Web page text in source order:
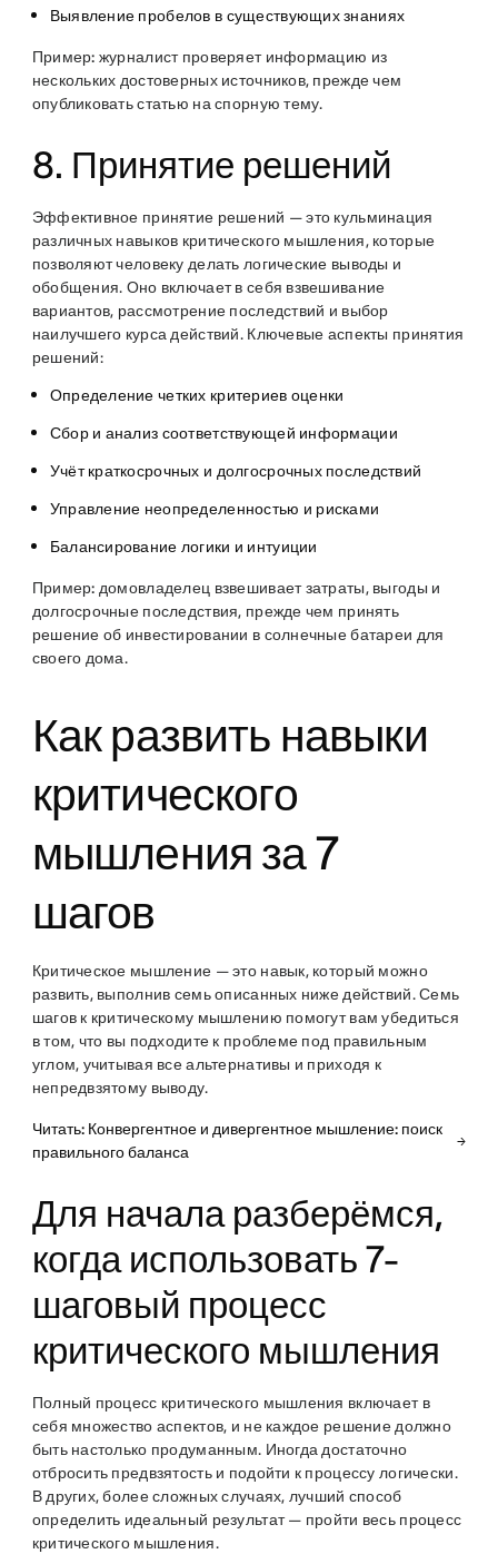
Выявление пробелов в существующих знаниях
Пример: журналист проверяет информацию из
нескольких достоверных источников, прежде чем
опубликовать статью на спорную тему.
8. Принятие решений
Эффективное принятие решений — это кульминация
различных навыков критического мышления, которые
позволяют человеку делать логические выводы и
обобщения. Оно включает в себя взвешивание
вариантов, рассмотрение последствий и выбор
наилучшего курса действий. Ключевые аспекты принятия
решений:
Определение четких критериев оценки
Сбор и анализ соответствующей информации
Учёт краткосрочных и долгосрочных последствий
Управление неопределенностью и рисками
Балансирование логики и интуиции
Пример: домовладелец взвешивает затраты, выгоды и
долгосрочные последствия, прежде чем принять
решение об инвестировании в солнечные батареи для
своего дома.
Как развить навыки
критического
мышления за 7
шагов
Критическое мышление — это навык, который можно
развить, выполнив семь описанных ниже действий. Семь
шагов к критическому мышлению помогут вам убедиться
в том, что вы подходите к проблеме под правильным
углом, учитывая все альтернативы и приходя к
непредвзятому выводу.
Читать: Конвергентное и дивергентное мышление: поиск
правильного баланса
Для начала разберёмся,
когда использовать 7-
шаговый процесс
критического мышления
Полный процесс критического мышления включает в
себя множество аспектов, и не каждое решение должно
быть настолько продуманным. Иногда достаточно
отбросить предвзятость и подойти к процессу логически.
В других, более сложных случаях, лучший способ
определить идеальный результат — пройти весь процесс
критического мышления.